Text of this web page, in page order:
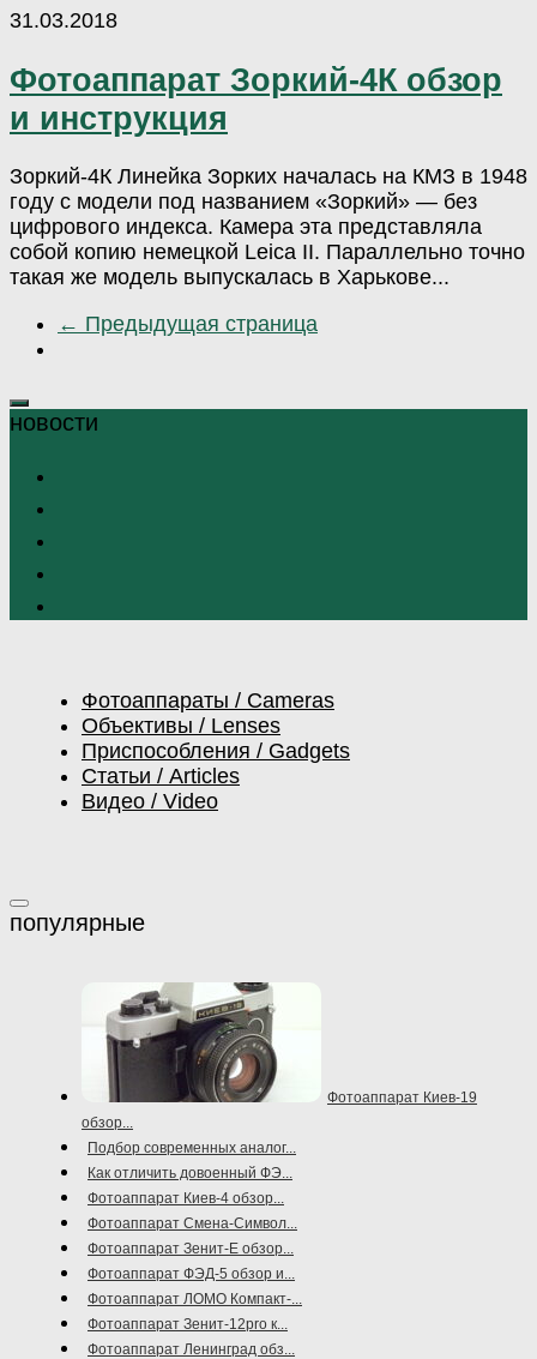
31.03.2018
Фотоаппарат Зоркий-4К обзор
и инструкция
Зоркий-4К Линейка Зорких началась на КМЗ в 1948
году с модели под названием «Зоркий» — без
цифрового индекса. Камера эта представляла
собой копию немецкой Leica II. Параллельно точно
такая же модель выпускалась в Харькове...
← Предыдущая страница
Фотоаппараты / Cameras
Объективы / Lenses
Приспособления / Gadgets
Статьи / Articles
Видео / Video
Фотоаппарат Киев-19
обзор...
Подбор современных аналог...
Как отличить довоенный ФЭ...
Фотоаппарат Киев-4 обзор...
Фотоаппарат Смена-Символ...
Фотоаппарат Зенит-Е обзор...
Фотоаппарат ФЭД-5 обзор и...
Фотоаппарат ЛОМО Компакт-...
Фотоаппарат Зенит-12pro к...
Фотоаппарат Ленинград обз...